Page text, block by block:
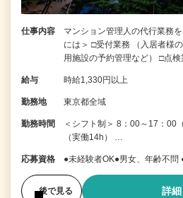
仕事内容
マンション管理人の代行業務
には＞ □受付業務 （入居者様
用施設の予約管理など） □点検
給与 時給1,330円以上
勤務地 東京都全域
勤務時間
＜シフト制＞ 8：00～17：00
（実働14h） …
応募資格 ●未経験者OK●男女、年齢不問
後で見る 詳